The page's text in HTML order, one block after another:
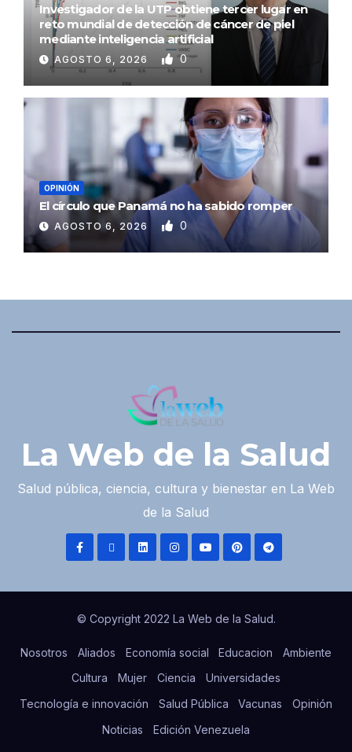
Investigador de la UTP obtiene tercer lugar en
reto mundial de detección de cáncer de piel
mediante inteligencia artificial
AGOSTO 6, 2026 0
OPINIÓN
El círculo que Panamá no ha sabido romper
AGOSTO 6, 2026 0
La Web de la Salud
Salud pública, ciencia, cultura y bienestar en La Web
de la Salud
© Copyright 2022 La Web de la Salud.
Nosotros Aliados Economía social Educacion
Ambiente
Cultura
Mujer Ciencia
Universidades
Tecnología e innovación
Salud Pública Vacunas
Opinión
Noticias
Edición Venezuela